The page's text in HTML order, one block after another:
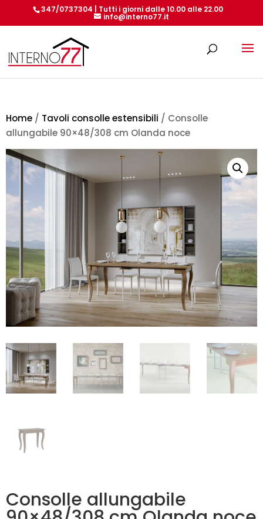
347/0737304 | Tutti i giorni dalle 10.00 alle 22.00
info@interno77.it
Home / Tavoli consolle estensibili / Consolle
allungabile 90×48/308 cm Olanda noce
Consolle allungabile